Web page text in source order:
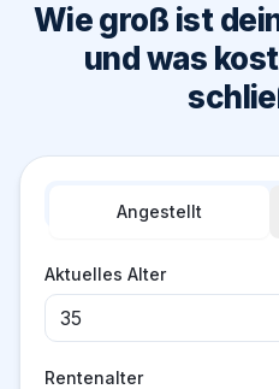
Wie groß ist
und was
Angestellt
Aktuelles Alter
Rentenalter